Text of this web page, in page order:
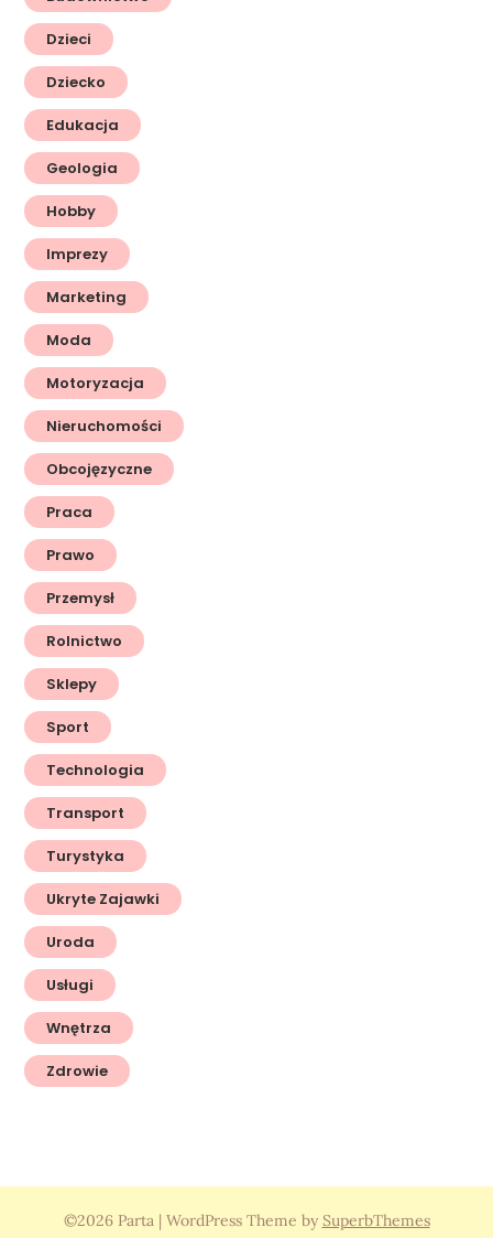
Dzieci
Dziecko
Edukacja
Geologia
Hobby
Imprezy
Marketing
Moda
Motoryzacja
Nieruchomości
Obcojęzyczne
Praca
Prawo
Przemysł
Rolnictwo
Sklepy
Sport
Technologia
Transport
Turystyka
Ukryte Zajawki
Uroda
Usługi
Wnętrza
Zdrowie
©2026 Parta | WordPress Theme by SuperbThemes